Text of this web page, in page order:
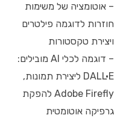
– אוטומציה של משימות
חוזרות לדוגמה פילטרים
ויצירת טקסטורות
– דוגמה לכלי AI מובילים:
DALL·E ליצירת תמונות,
Adobe Firefly להפקת
גרפיקה אוטומטית